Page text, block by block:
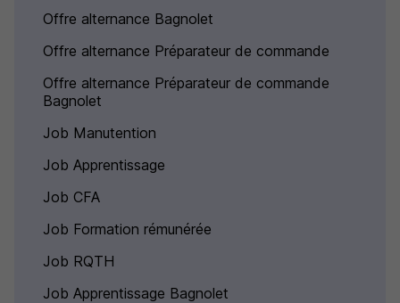
Offre alternance Bagnolet
Offre alternance Préparateur de commande
Offre alternance Préparateur de commande
Bagnolet
Job Manutention
Job Apprentissage
Job CFA
Job Formation rémunérée
Job RQTH
Job Apprentissage Bagnolet